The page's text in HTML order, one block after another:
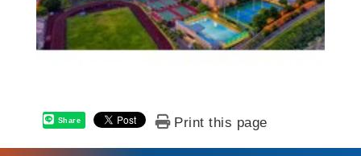
Share Print this page